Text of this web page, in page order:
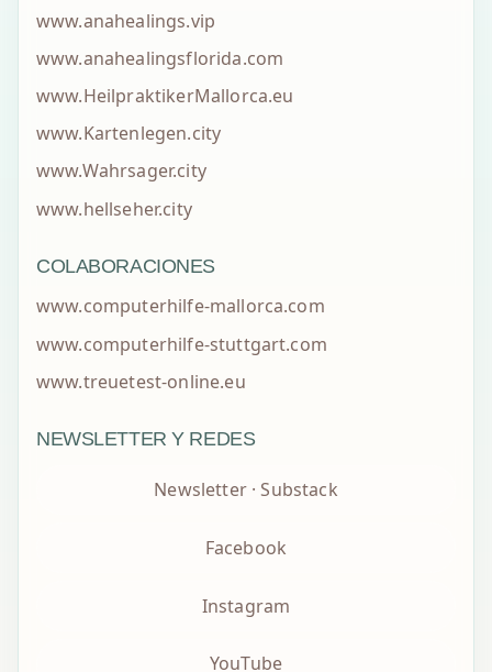
www.anahealings.vip
www.anahealingsflorida.com
www.HeilpraktikerMallorca.eu
www.Kartenlegen.city
www.Wahrsager.city
www.hellseher.city
COLABORACIONES
www.computerhilfe-mallorca.com
www.computerhilfe-stuttgart.com
www.treuetest-online.eu
NEWSLETTER Y REDES
Newsletter · Substack
Facebook
Instagram
YouTube